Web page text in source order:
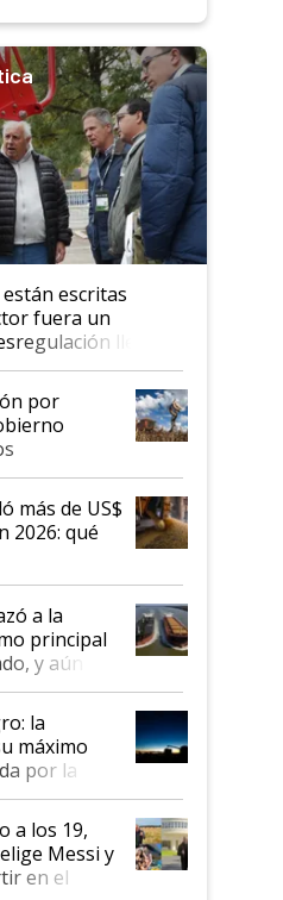
escritas
fuera un
llegó
y hasta se
al IPCVA
por
más de US$
2026: qué
a la
principal
y aún así
seis de cada
el
la
máximo
por la
a los 19,
Messi y
en el